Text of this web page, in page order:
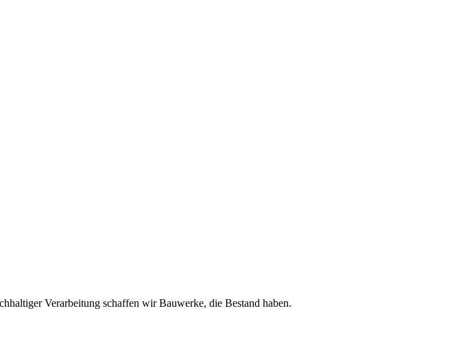
Verarbeitung schaffen wir Bauwerke, die Bestand haben.